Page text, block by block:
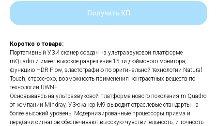
Получить КП
Коротко о товаре:
Портативный УЗИ сканер создан на ультразвуковой платформе
mQuadro и имеет высокое разрешение 15-ти дюймового монитора,
функцию HDR Flow, эластографию по оригинальной технологии Natural
Touch, стресс-эхо, возможность применения контрастных веществ по
технологии UWN+
Основываясь на ультразвуковой платформе нового поколения m Quadro
от компании Mindray, УЗ-сканер M9 выводит отраслевые стандарты на
более высокий уровень. Модернизированные процессоры приема и
передачи сигналов обеспечивают высокую чувствительность, и точность